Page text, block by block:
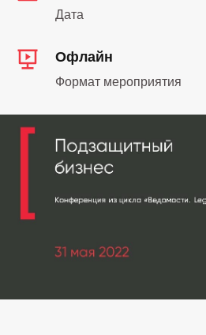
Дата
Офлайн
Формат мероприятия